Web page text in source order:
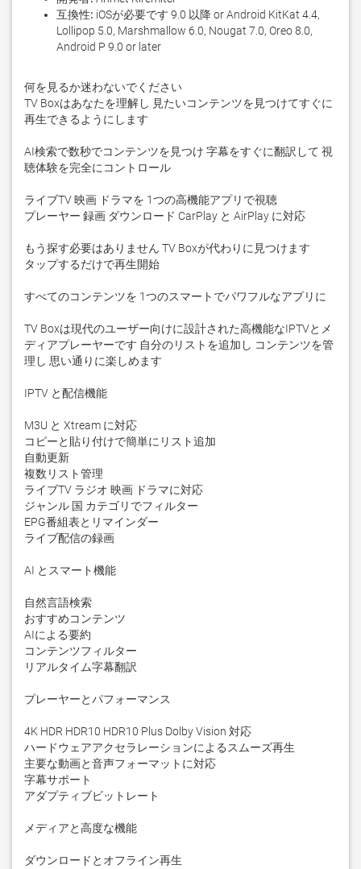
互換性: iOSが必要です 9.0 以降 or Android KitKat 4.4,
Lollipop 5.0, Marshmallow 6.0, Nougat 7.0, Oreo 8.0,
Android P 9.0 or later
何を見るか迷わないでください
TV Boxはあなたを理解し 見たいコンテンツを見つけてすぐに
再生できるようにします
AI検索で数秒でコンテンツを見つけ 字幕をすぐに翻訳して 視
聴体験を完全にコントロール
ライブTV 映画 ドラマを 1つの高機能アプリで視聴
プレーヤー 録画 ダウンロード CarPlay と AirPlay に対応
もう探す必要はありません TV Boxが代わりに見つけます
タップするだけで再生開始
すべてのコンテンツを 1つのスマートでパワフルなアプリに
TV Boxは現代のユーザー向けに設計された高機能なIPTVとメ
ディアプレーヤーです 自分のリストを追加し コンテンツを管
理し 思い通りに楽しめます
IPTV と配信機能
M3U と Xtream に対応
コピーと貼り付けで簡単にリスト追加
自動更新
複数リスト管理
ライブTV ラジオ 映画 ドラマに対応
ジャンル 国 カテゴリでフィルター
EPG番組表とリマインダー
ライブ配信の録画
AI とスマート機能
自然言語検索
おすすめコンテンツ
AIによる要約
コンテンツフィルター
リアルタイム字幕翻訳
プレーヤーとパフォーマンス
4K HDR HDR10 HDR10 Plus Dolby Vision 対応
ハードウェアアクセラレーションによるスムーズ再生
主要な動画と音声フォーマットに対応
字幕サポート
アダプティブビットレート
メディアと高度な機能
ダウンロードとオフライン再生